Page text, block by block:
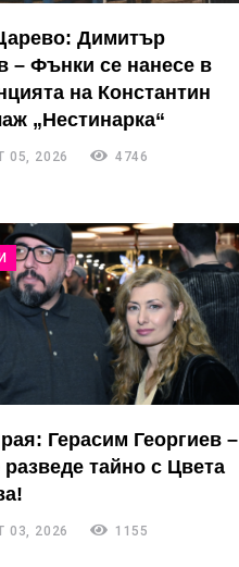
Димитър
– Фънки се нанесе в
на Константин
„Нестинарка“
05, 2026 4746
Герасим Георгиев –
разведе тайно с Цвета
03, 2026 1155